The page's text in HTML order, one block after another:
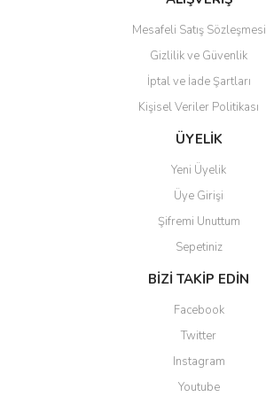
Gönder
Mesafeli Satış Sözleşmesi
Gizlilik ve Güvenlik
İptal ve İade Şartları
Kişisel Veriler Politikası
ÜYELİK
Yeni Üyelik
Üye Girişi
Şifremi Unuttum
Sepetiniz
BİZİ TAKİP EDİN
Facebook
Twitter
Instagram
Youtube